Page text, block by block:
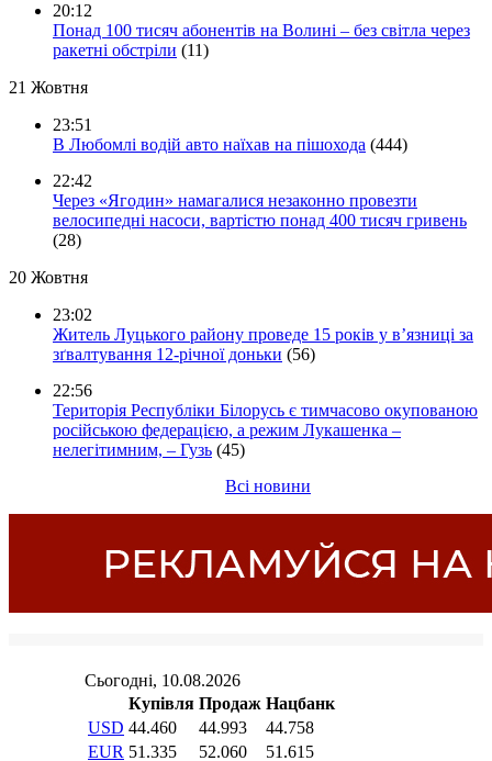
20:12
Понад 100 тисяч абонентів на Волині – без світла через
ракетні обстріли (11)
21 Жовтня
23:51
В Любомлі водій авто наїхав на пішохода (444)
22:42
Через «Ягодин» намагалися незаконно провезти
велосипедні насоси, вартістю понад 400 тисяч гривень
(28)
20 Жовтня
23:02
Житель Луцького району проведе 15 років у в’язниці за
зґвалтування 12-річної доньки (56)
22:56
Територія Республіки Білорусь є тимчасово окупованою
російською федерацією, а режим Лукашенка –
нелегітимним, – Гузь (45)
Всі новини